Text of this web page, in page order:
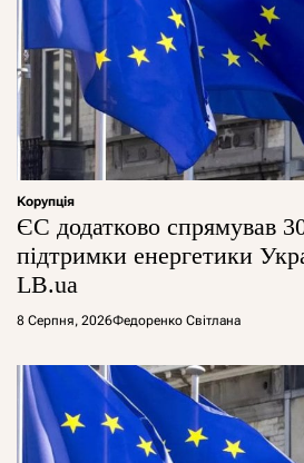
Корупція
ЄС додатково спрямував
підтримки енергетики
LB.ua
8 Серпня, 2026Федоренко Світлана